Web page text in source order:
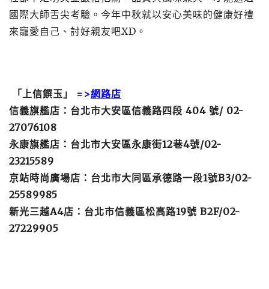
國際大師舌尖考驗。今年中秋就以安心美味的健康好禮
來寵愛自己、討好親友吧XD。
「上信饌玉」 =>網路店
信義旗艦店：台北市大安區信義路四段 404 號/ 02-
27076108
永康旗艦店：台北市大安區永康街12巷4號/02-
23215589
京站時尚廣場店：台北市大同區承德路一段1號B3/02-
25589985
新光三越A4店：台北市信義區松高路19號 B2F/02-
27229905